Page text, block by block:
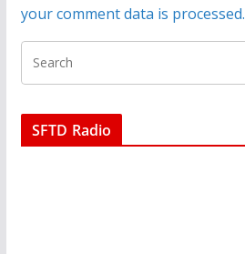
your comment data is processed.
SFTD Radio